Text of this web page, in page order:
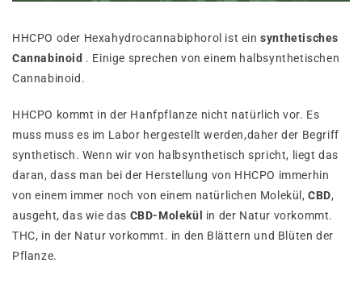
HHCPO oder Hexahydrocannabiphorol ist einsynthetisches
Cannabinoid . Einige sprechen von einem halbsynthetischen
Cannabinoid.
HHCPO kommt in der Hanfpflanze nicht natürlich vor. Es
muss muss es im Labor hergestellt werden,daher der Begriff
synthetisch. Wenn wir von halbsynthetisch spricht, liegt das
daran, dass man bei der Herstellung von HHCPO immerhin
von einem immer noch von einem natürlichen Molekül,CBD,
ausgeht, das wie das CBD-Molekül
in der Natur vorkommt.
THC, in der Natur vorkommt. in den Blättern und Blüten der
Pflanze.